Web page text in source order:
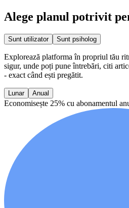
Alege planul potrivit
Sunt utilizator Sunt psiholog
Explorează platforma în propriul tău
sigur, unde poți pune întrebări, citi
- exact când ești pregătit.
Lunar Anual
Economisește 25% cu abonamentul